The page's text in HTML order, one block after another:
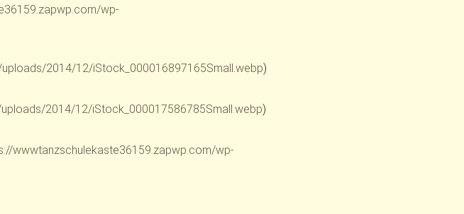
wp-
2014/12/iStock_000016897165Small.webp)
2014/12/iStock_000017586785Small.webp)
wwwtanzschulekaste36159.zapwp.com/wp-